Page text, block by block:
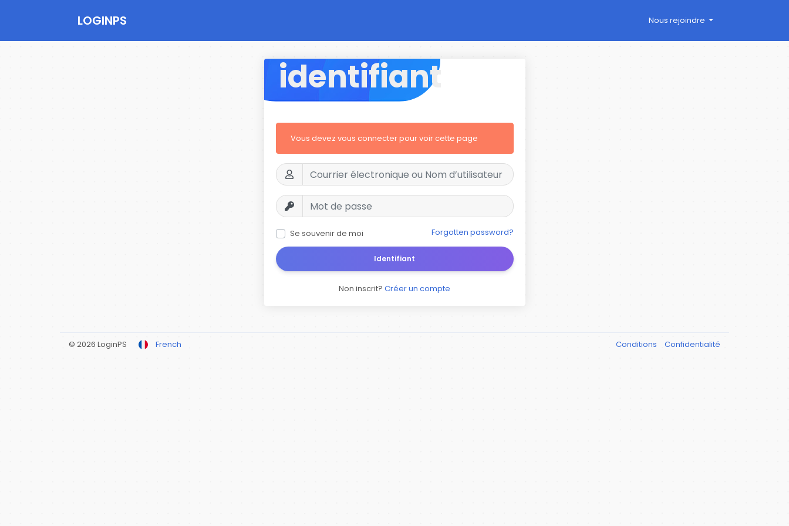
LOGINPS Nous rejoindre
identifiant
Vous devez vous connecter pour voir cette page
Se souvenir de moi Forgotten password?
Identifiant
Non inscrit? Créer un compte
© 2026 LoginPS French Conditions Confidentialité